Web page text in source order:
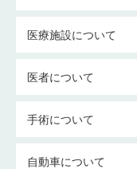
医療施設について
医者について
手術について
自動車について